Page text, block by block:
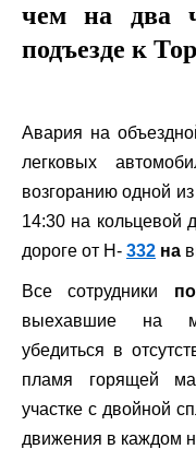
чем на два
подъезде к
Авария на
легковых
возгоранию одной
14:30 на кольцевой
дороге от Н- 332 на
Все сотрудники
выехавшие на
убедиться в
пламя горящей
участке с двойной
движения в каждом